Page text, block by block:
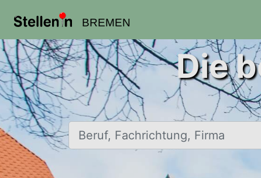
BREMEN
Die
Beruf, Fachrichtung, Firma